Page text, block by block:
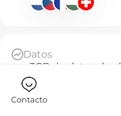
Datos
3GB de datos de
throttled a
Base Diaria
A partir de la
Contacto